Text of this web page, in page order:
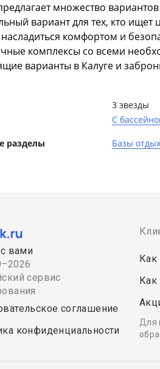
множество
вариант для тех, кто ищет
комфортом и
комплексы со всеми
варианты в Калуге и
3 звезды
С
разделы Базы
вами
сервис
соглашение
конфиденциальности
Как
Как
Для